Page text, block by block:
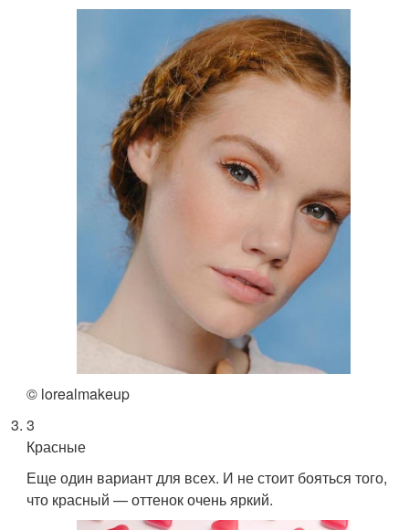
© lorealmakeup
3
Красные
Еще один вариант для всех. И не стоит бояться того,
что красный — оттенок очень яркий.